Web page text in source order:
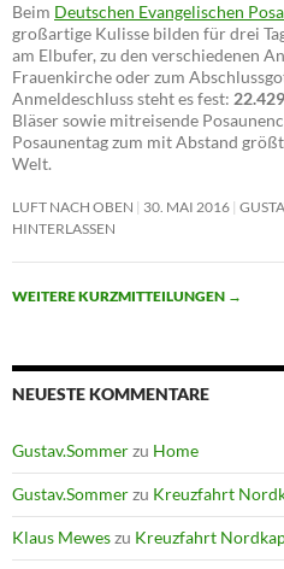
Beim Deutschen Evangelischen
großartige Kulisse bilden für drei
am Elbufer, zu den verschiedenen
Frauenkirche oder zum
Anmeldeschluss steht es fest:
Bläser sowie mitreisende
Posaunentag zum mit Abstand
Welt.
LUFT NACH OBEN 30. MAI 2016
HINTERLASSEN
WEITERE KURZMITTEILUNGEN →
NEUESTE KOMMENTARE
Gustav.Sommerzu Home
Gustav.Sommerzu Kreuzfahrt
Klaus Meweszu Kreuzfahrt